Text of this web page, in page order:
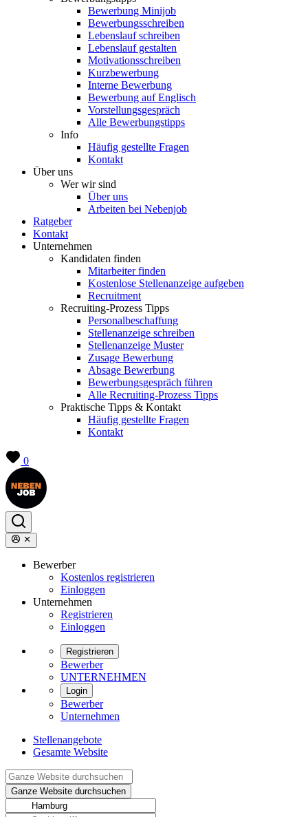
Bewerbung Minijob
Bewerbungsschreiben
Lebenslauf schreiben
Lebenslauf gestalten
Motivationsschreiben
Kurzbewerbung
Interne Bewerbung
Bewerbung auf Englisch
Vorstellungsgespräch
Alle Bewerbungstipps
Info
Häufig gestellte Fragen
Kontakt
Über uns
Wer wir sind
Über uns
Arbeiten bei Nebenjob
Ratgeber
Kontakt
Unternehmen
Kandidaten finden
Mitarbeiter finden
Kostenlose Stellenanzeige aufgeben
Recruitment
Recruiting-Prozess Tipps
Personalbeschaffung
Stellenanzeige schreiben
Stellenanzeige Muster
Zusage Bewerbung
Absage Bewerbung
Bewerbungsgespräch führen
Alle Recruiting-Prozess Tipps
Praktische Tipps & Kontakt
Häufig gestellte Fragen
Kontakt
0
Bewerber
Kostenlos registrieren
Einloggen
Unternehmen
Registrieren
Einloggen
Registrieren
Bewerber
UNTERNEHMEN
Login
Bewerber
Unternehmen
Stellenangebote
Gesamte Website